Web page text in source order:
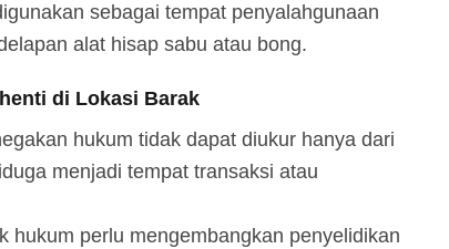
sebagai tempat penyalahgunaan
alat hisap sabu atau bong.
di Lokasi Barak
hukum tidak dapat diukur hanya dari
menjadi tempat transaksi atau
hukum perlu mengembangkan penyelidikan